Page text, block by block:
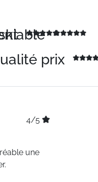
prix
4/5
une